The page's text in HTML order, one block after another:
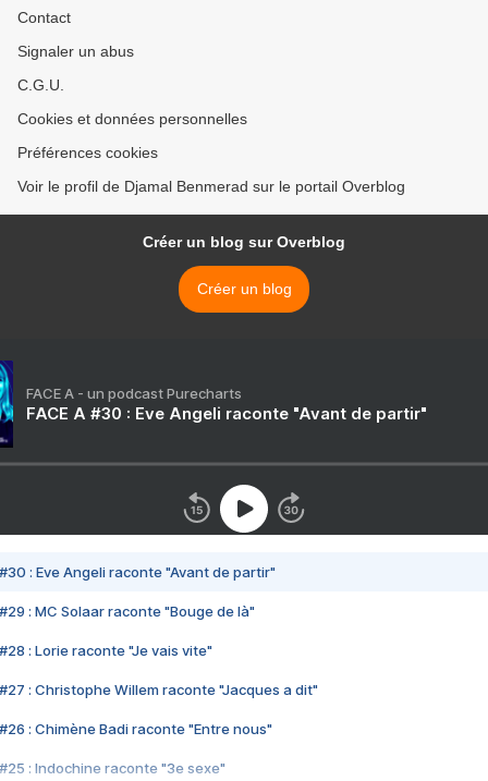
Contact
Signaler un abus
C.G.U.
Cookies et données personnelles
Préférences cookies
Voir le profil de Djamal Benmerad sur le portail Overblog
Créer un blog sur Overblog
Créer un blog
FACE A - un podcast Purecharts
FACE A #30 : Eve Angeli raconte "Avant de partir"
#30 : Eve Angeli raconte "Avant de partir"
#29 : MC Solaar raconte "Bouge de là"
#28 : Lorie raconte "Je vais vite"
#27 : Christophe Willem raconte "Jacques a dit"
#26 : Chimène Badi raconte "Entre nous"
#25 : Indochine raconte "3e sexe"